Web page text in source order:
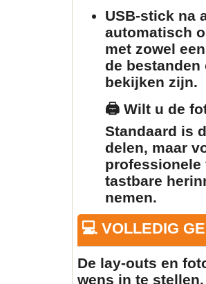
USB-stick na
automatisch
met zowel
de
bekijken zijn.
🖨️ Wilt u de
Standaard is
delen, maar
professionele
tastbare
nemen.
💻 VOLLEDIG
De lay-outs en
wens in te